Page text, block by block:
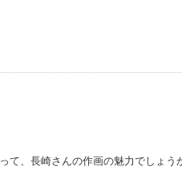
、長崎さんの作画の魅力でしょう